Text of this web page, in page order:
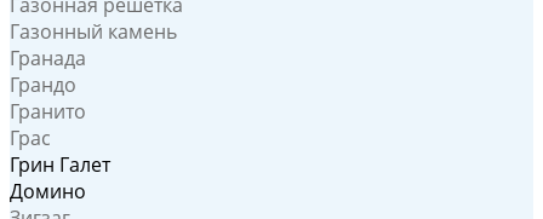
Газонный камень
Гранада
Грандо
Гранито
Грас
Грин Галет
Домино